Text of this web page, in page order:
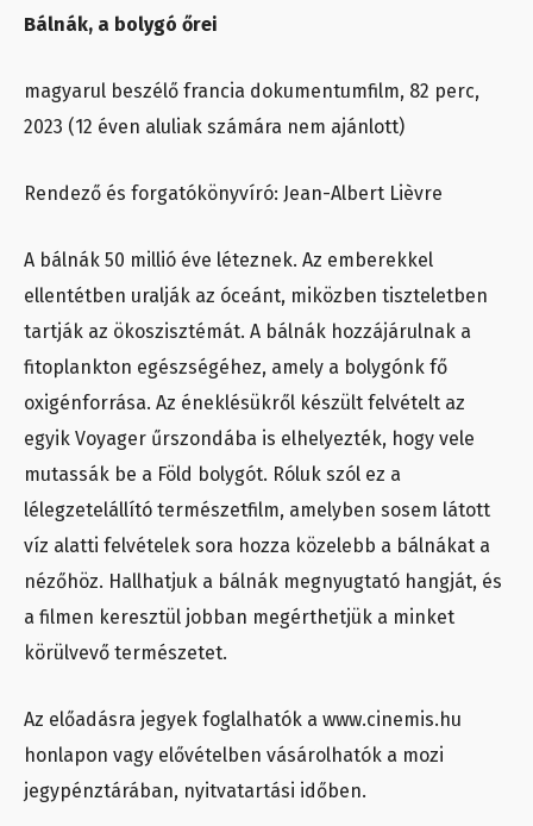
Bálnák, a bolygó őrei
magyarul beszélő francia dokumentumfilm, 82 perc,
2023 (12 éven aluliak számára nem ajánlott)
Rendező és forgatókönyvíró: Jean-Albert Lièvre
A bálnák 50 millió éve léteznek. Az emberekkel
ellentétben uralják az óceánt, miközben tiszteletben
tartják az ökoszisztémát. A bálnák hozzájárulnak a
fitoplankton egészségéhez, amely a bolygónk fő
oxigénforrása. Az éneklésükről készült felvételt az
egyik Voyager űrszondába is elhelyezték, hogy vele
mutassák be a Föld bolygót. Róluk szól ez a
lélegzetelállító természetfilm, amelyben sosem látott
víz alatti felvételek sora hozza közelebb a bálnákat a
nézőhöz. Hallhatjuk a bálnák megnyugtató hangját, és
a filmen keresztül jobban megérthetjük a minket
körülvevő természetet.
Az előadásra jegyek foglalhatók a www.cinemis.hu
honlapon vagy elővételben vásárolhatók a mozi
jegypénztárában, nyitvatartási időben.